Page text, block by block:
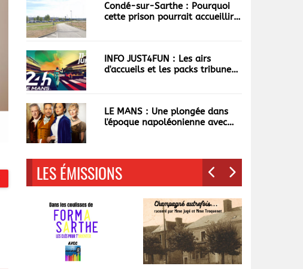
Condé-sur-Sarthe : Pourquoi
cette prison pourrait accueillir
INFO JUST4FUN : Les airs
d'accueils et les packs tribunes
LE MANS : Une plongée dans
l'époque napoléonienne avec
LES ÉMISSIONS